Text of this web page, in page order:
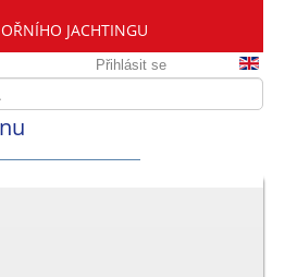
JACHTINGU
Přihlásit se